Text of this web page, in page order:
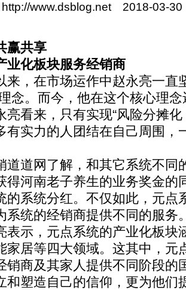
http://www.dsblog.net 2018-03-30
赢共享
化板块服务经销商
，在市场运作中赵永亮一直
念。而今，他在这个核心理念
亮看来，只有实现“风险分摊化
有实力的人团结在自己周围，
道网了解，和其它系统不同
得河南老子养生的业务奖金的
的系统分红。不仅如此，元点
系统的经销商提供不同的服务
示，元点系统的产业化板块
家居等四大领域。这其中，元
销商及其家人提供不同阶段的
和塑造自己的信仰，更为他们